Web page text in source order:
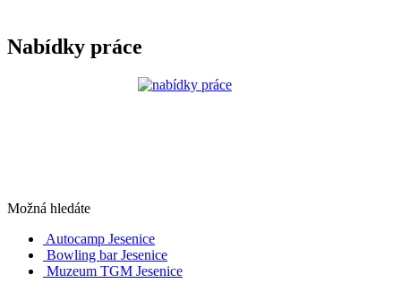
Nabídky práce
Možná hledáte
Autocamp Jesenice
Bowling bar Jesenice
Muzeum TGM Jesenice